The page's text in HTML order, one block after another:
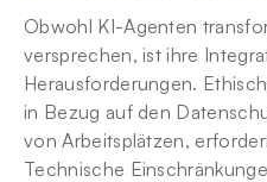
Obwohl KI-Agenten
versprechen, ist ihre
Herausforderungen.
in Bezug auf den
von Arbeitsplätzen,
Technische